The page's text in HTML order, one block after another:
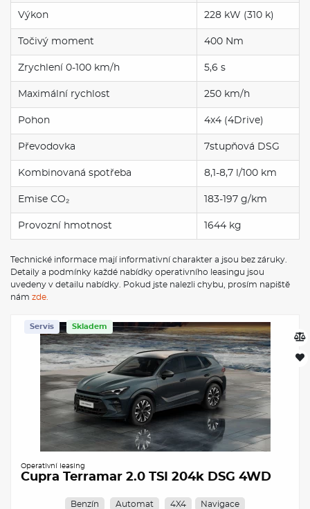
Výkon 228 kW (310 k)
Točivý moment 400 Nm
Zrychlení 0-100 km/h 5,6 s
Maximální rychlost 250 km/h
Pohon 4x4 (4Drive)
Převodovka 7stupňová DSG
Kombinovaná spotřeba 8,1-8,7 l/100 km
Emise CO₂ 183-197 g/km
Provozní hmotnost 1644 kg
Technické informace mají informativní charakter a jsou bez záruky.
Detaily a podmínky každé nabídky operativního leasingu jsou
uvedeny v detailu nabídky. Pokud jste nalezli chybu, prosím napiště
nám zde.
Skladem
Servis
Operativní leasing
Cupra Terramar 2.0 TSI 204k DSG 4WD
Benzín Automat 4X4 Navigace